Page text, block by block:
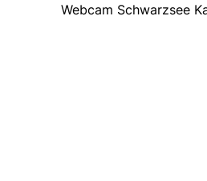
Webcam Schwarzsee